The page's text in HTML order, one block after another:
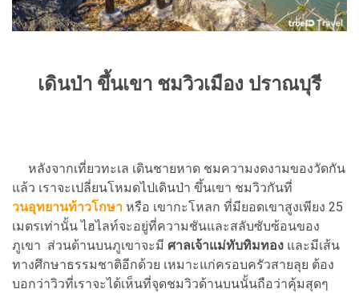
เดินป่า ขึ้นเขา ชมวิวเมือง ปราณบุรี
หลังจากเที่ยวทะเล เดินชายหาด ชมความงดงามของวัดกัน
แล้ว เราจะเปลี่ยนโหมดไปเดินป่า ขึ้นเขา ชมวิวกันที่
วนอุทยานท้าวโกษา หรือ เขากะโหลก ที่มียอดเขาสูงเพียง 25
เมตรเท่านั้น ไฮไลท์จะอยู่ที่ความชันและสลับซับซ้อนของ
ภูเขา ส่วนด้านบนภูเขาจะมี ศาลเจ้าแม่ทับทิมทอง และมีเส้น
ทางศึกษาธรรมชาติอีกด้วย เหมาะแก่ครอบครัวสายลุย ต้อง
บอกว่าวิวที่เราจะได้เห็นที่จุดชมวิวด้านบนนั้นถือว่าคุ้มสุดๆ